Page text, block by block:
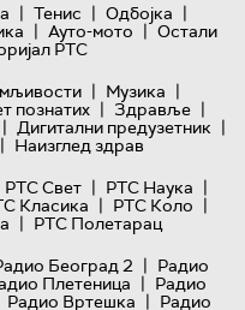
| Тенис | Одбојка |
| Ауто-мото | Остали
РТС
| Музика |
познатих | Здравље |
| Дигитални предузетник |
| Наизглед здрав
РТС Свет | РТС Наука |
Класика | РТС Коло |
| РТС Полетарац
Београд 2 | Радио
Плетеница | Радио
Радио Вртешка | Радио